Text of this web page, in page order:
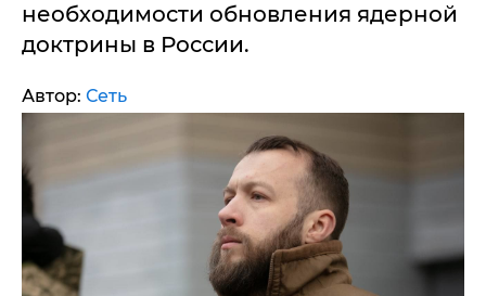
необходимости обновления ядерной
доктрины в России.
Автор: Сеть